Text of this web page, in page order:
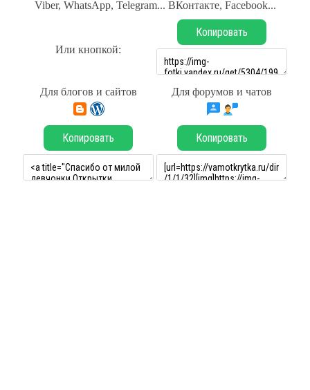
Viber, WhatsApp, Telegram... ВКонтакте, Facebook...
Или кнопкой:
Копировать
Для блогов и сайтов Для форумов и чатов
Копировать Копировать